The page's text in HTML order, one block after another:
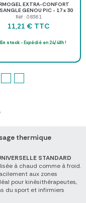
EXTRA-CONFORT
GENOU PIC - 17 x 30
cm
Réf : 08361
11,21 € TTC
En stock- Expédié en 24/48h !
thermique
STANDARD
à chaud comme à froid.
aux zones
pour kinésithérapeutes,
du sport et infirmiers